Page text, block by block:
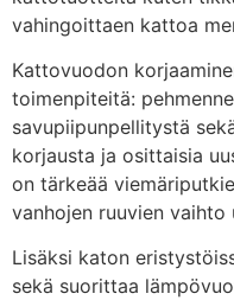
vahingoittaen kattoa
Kattovuodon
toimenpiteitä:
savupiipunpellitystä
korjausta ja osittaisia
on tärkeää
vanhojen ruuvien vaihto
Lisäksi katon
sekä suorittaa